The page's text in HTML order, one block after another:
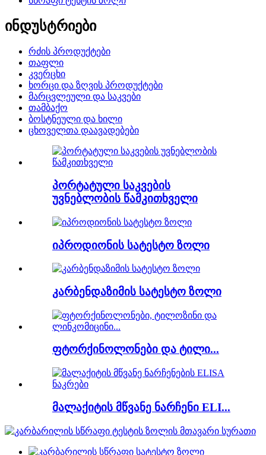
ინდუსტრიები
რძის პროდუქტები
თაფლი
კვერცხი
ხორცი და ზღვის პროდუქტები
მარცვლეული და საკვები
თამბაქო
ბოსტნეული და ხილი
ცხოველთა დაავადებები
პორტატული საკვების
უვნებლობის წამკითხველი
იპროდიონის სატესტო ზოლი
კარბენდაზიმის სატესტო ზოლი
ფტორქინოლონები და ტილი...
მალაქიტის მწვანე ნარჩენი ELI...